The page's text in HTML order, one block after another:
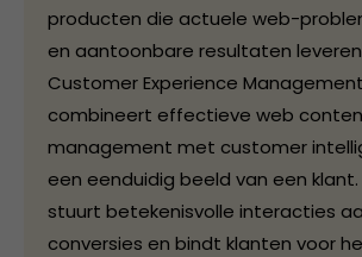
producten die actuele web-
en aantoonbare resultaten
Customer Experience
combineert effectieve web
management met customer
een eenduidig beeld van een
stuurt betekenisvolle interacties
conversies en bindt klanten voor